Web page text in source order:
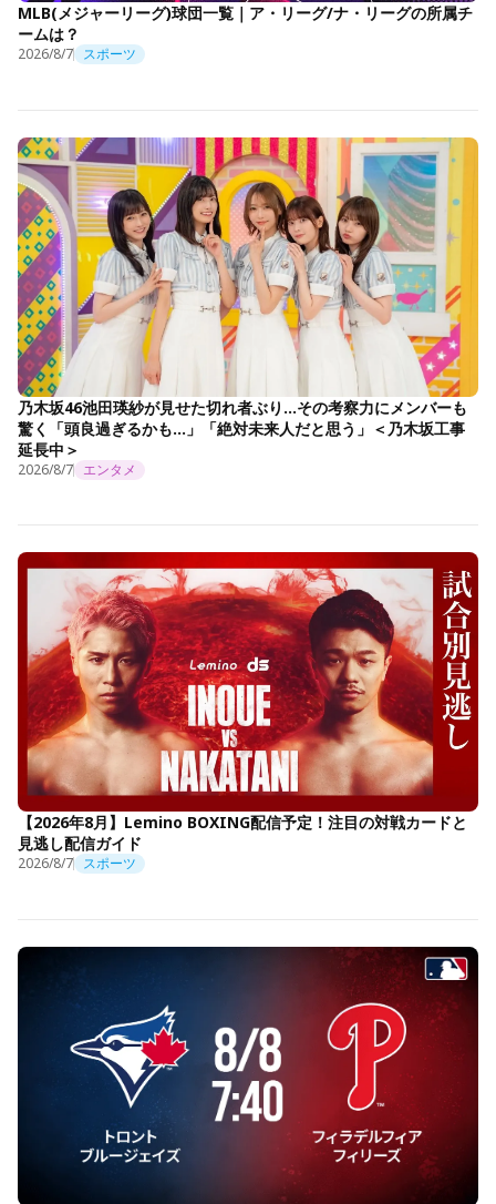
MLB(メジャーリーグ)球団一覧｜ア・リーグ/ナ・リーグの所属チ
ームは？
2026/8/7 スポーツ
乃木坂46池田瑛紗が見せた切れ者ぶり…その考察力にメンバーも
驚く「頭良過ぎるかも…」「絶対未来人だと思う」＜乃木坂工事
延長中＞
2026/8/7 エンタメ
【2026年8月】Lemino BOXING配信予定！注目の対戦カードと
見逃し配信ガイド
2026/8/7 スポーツ